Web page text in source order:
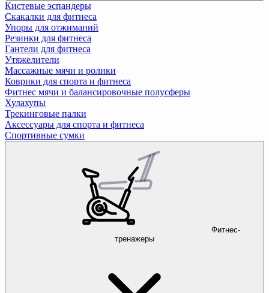
Кистевые эспандеры
Скакалки для фитнеса
Упоры для отжиманий
Резинки для фитнеса
Гантели для фитнеса
Утяжелители
Массажные мячи и ролики
Коврики для спорта и фитнеса
Фитнес мячи и балансировочные полусферы
Хулахупы
Трекинговые палки
Аксессуары для спорта и фитнеса
Спортивные сумки
Фитнес-
тренажеры